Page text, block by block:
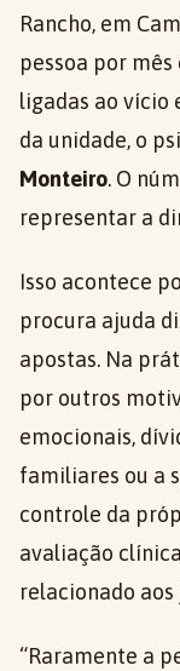
Rancho, em
pessoa por
ligadas ao vício
da unidade, o
Monteiro. O
representar a
Isso acontece
procura ajuda
apostas. Na
por outros
emocionais,
familiares ou a
controle da
avaliação
relacionado
“Raramente a